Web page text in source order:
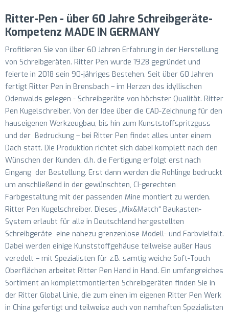
Ritter-Pen - über 60 Jahre Schreibgeräte-
Kompetenz MADE IN GERMANY
Profitieren Sie von über 60 Jahren Erfahrung in der Herstellung
von Schreibgeräten. Ritter Pen wurde 1928 gegründet und
feierte in 2018 sein 90-jähriges Bestehen. Seit über 60 Jahren
fertigt Ritter Pen in Brensbach – im Herzen des idyllischen
Odenwalds gelegen - Schreibgeräte von höchster Qualität. Ritter
Pen Kugelschreiber. Von der Idee über die CAD-Zeichnung für den
hauseigenen Werkzeugbau, bis hin zum Kunststoffspritzguss
und der Bedruckung – bei Ritter Pen findet alles unter einem
Dach statt. Die Produktion richtet sich dabei komplett nach den
Wünschen der Kunden, d.h. die Fertigung erfolgt erst nach
Eingang der Bestellung. Erst dann werden die Rohlinge bedruckt
um anschließend in der gewünschten, CI-gerechten
Farbgestaltung mit der passenden Mine montiert zu werden.
Ritter Pen Kugelschreiber. Dieses „Mix&Match“ Baukasten-
System erlaubt für alle in Deutschland hergestellten
Schreibgeräte eine nahezu grenzenlose Modell- und Farbvielfalt.
Dabei werden einige Kunststoffgehäuse teilweise außer Haus
veredelt – mit Spezialisten für z.B. samtig weiche Soft-Touch
Oberflächen arbeitet Ritter Pen Hand in Hand. Ein umfangreiches
Sortiment an komplettmontierten Schreibgeräten finden Sie in
der Ritter Global Linie, die zum einen im eigenen Ritter Pen Werk
in China gefertigt und teilweise auch von namhaften Spezialisten